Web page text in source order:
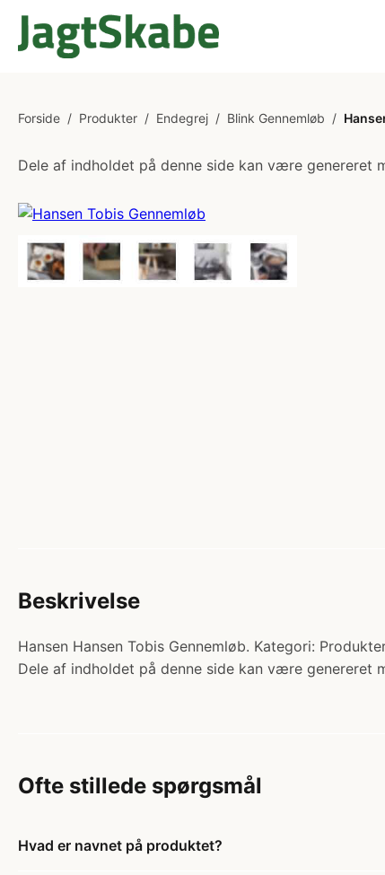
Forside / Produkter / Endegrej / Blink Gennemløb /
Dele af indholdet på denne side kan være genereret
Beskrivelse
Hansen Hansen Tobis Gennemløb. Kategori:
Dele af indholdet på denne side kan være genereret
Ofte stillede spørgsmål
Hvad er navnet på produktet?